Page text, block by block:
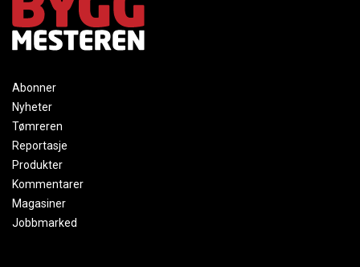
Abonner
Nyheter
Tømreren
Reportasje
Produkter
Kommentarer
Magasiner
Jobbmarked